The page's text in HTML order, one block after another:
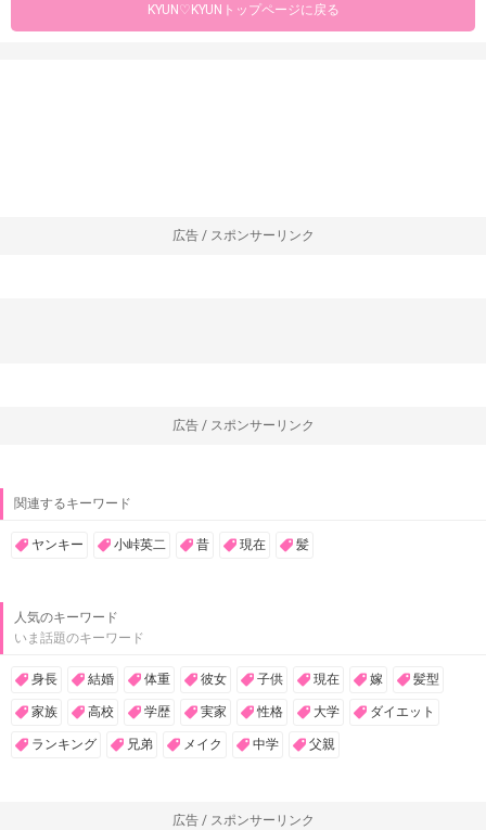
KYUN♡KYUNトップページに戻る
広告 / スポンサーリンク
広告 / スポンサーリンク
関連するキーワード
ヤンキー 小峠英二 昔 現在 髪
人気のキーワード
いま話題のキーワード
身長 結婚 体重 彼女 子供 現在 嫁 髪型
家族 高校 学歴 実家 性格 大学 ダイエット
ランキング 兄弟 メイク 中学 父親
広告 / スポンサーリンク